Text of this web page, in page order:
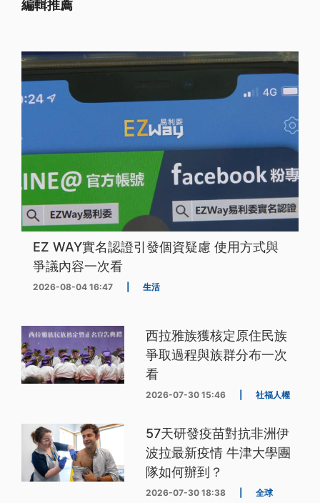
編輯推薦
EZ WAY實名認證引發個資疑慮 使用方式與
爭議內容一次看
2026-08-04 16:47 生活
西拉雅族獲核定原住民族
爭取過程與族群分布一次
看
2026-07-30 15:46 社福人權
57天研發疫苗對抗非洲伊
波拉最新疫情 牛津大學團
隊如何辦到？
2026-07-30 18:38 全球